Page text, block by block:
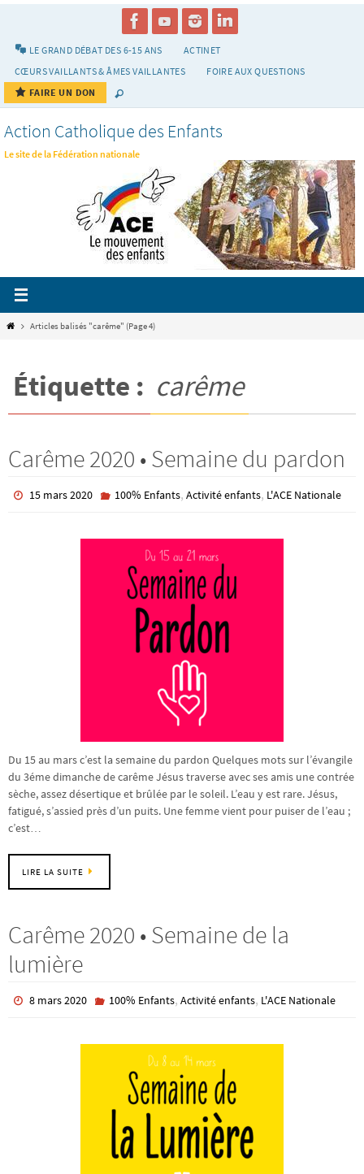
LE GRAND DÉBAT DES 6-15 ANS
ACTINET
CŒURS VAILLANTS & ÂMES VAILLANTES
FOIRE AUX QUESTIONS
FAIRE UN DON
Action Catholique des Enfants
Le site de la Fédération nationale
HomeArticles balisés "carême" (Page 4)
Étiquette : carême
Carême 2020 • Semaine du pardon
15 mars 2020 100% Enfants, Activité enfants, L'ACE Nationale
Du 15 au mars c’est la semaine du pardon Quelques mots sur l’évangile
du 3éme dimanche de carême Jésus traverse avec ses amis une contrée
sèche, assez désertique et brûlée par le soleil. L’eau y est rare. Jésus,
fatigué, s’assied près d’un puits. Une femme vient pour puiser de l’eau ;
c’est…
LIRE LA SUITE
Carême 2020 • Semaine de la
lumière
8 mars 2020 100% Enfants, Activité enfants, L'ACE Nationale